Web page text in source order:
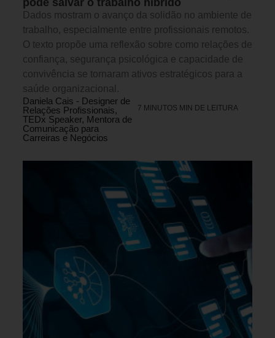
pode salvar o trabalho híbrido
Dados mostram o avanço da solidão no ambiente de
trabalho, especialmente entre profissionais remotos.
O texto propõe uma reflexão sobre como relações de
confiança, segurança psicológica e capacidade de
convivência se tornaram ativos estratégicos para a
saúde organizacional.
Daniela Cais - Designer de
Relações Profissionais,
TEDx Speaker, Mentora de
Comunicação para
Carreiras e Negócios
7 MINUTOS MIN DE LEITURA